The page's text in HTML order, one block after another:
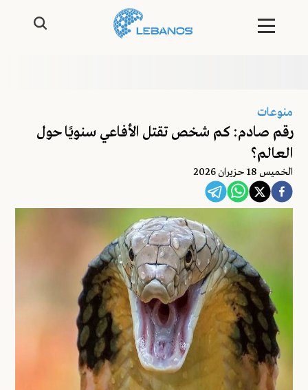
منوعات
رقم صادم: كم شخص تقتل الأفاعي سنويًا حول
العالم؟
الخميس 18 حزيران 2026